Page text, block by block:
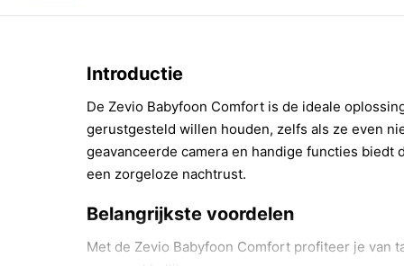
Introductie
De Zevio Babyfoon Comfort is de ideale
gerustgesteld willen houden, zelfs als ze even
geavanceerde camera en handige functies biedt
een zorgeloze nachtrust.
Belangrijkste voordelen
Met de Zevio Babyfoon Comfort profiteer je van